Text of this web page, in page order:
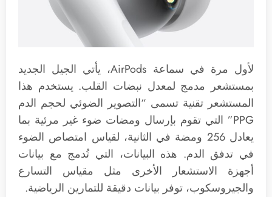
لأول مرة في سماعة AirPods، يأتي الجيل الجديد
بمستشعر مدمج لمعدل نبضات القلب. يستخدم هذا
المستشعر تقنية تسمى “التصوير الضوئي لحجم الدم
PPG” التي تقوم بإرسال ومضات ضوء غير مرئية بما
يعادل 256 ومضة في الثانية، لقياس امتصاص الضوء
في تدفق الدم. هذه البيانات، التي تُدمج مع بيانات
أجهزة الاستشعار الأخرى مثل مقياس التسارع
والجيروسكوب، توفر بيانات دقيقة للتمارين الرياضية.